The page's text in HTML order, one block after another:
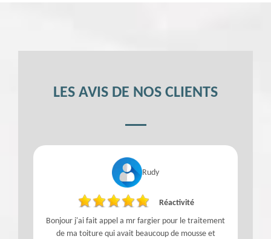
LES AVIS DE NOS CLIENTS
Rudy
Réactivité
Bonjour j'ai fait appel a mr fargier pour le traitement
de ma toiture qui avait beaucoup de mousse et